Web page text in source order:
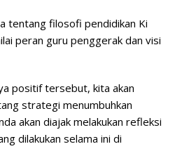
tentang filosofi pendidikan Ki
peran guru penggerak dan visi
positif tersebut, kita akan
strategi menumbuhkan
akan diajak melakukan refleksi
dilakukan selama ini di